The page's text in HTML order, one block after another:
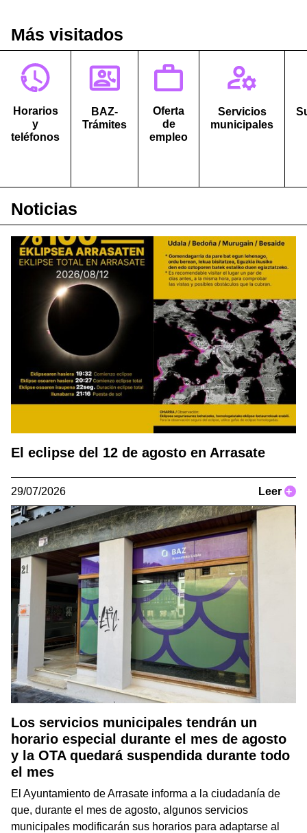
Más visitados
Horarios
y
teléfonos
BAZ-
Trámites
Oferta
de
empleo
Servicios
municipales
Noticias
El eclipse del 12 de agosto en Arrasate
29/07/2026 Leer +
Los servicios municipales tendrán un
horario especial durante el mes de agosto
y la OTA quedará suspendida durante todo
el mes
El Ayuntamiento de Arrasate informa a la ciudadanía de
que, durante el mes de agosto, algunos servicios
municipales modificarán sus horarios para adaptarse al